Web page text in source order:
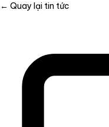
← Quay lại tin tức